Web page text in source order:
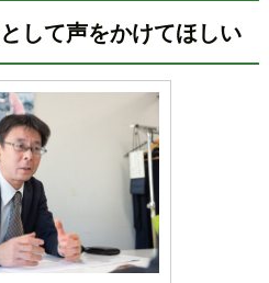
して声をかけてほしい